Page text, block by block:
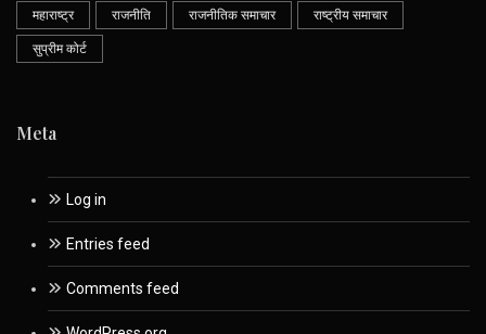
महाराष्ट्र राजनीति राजनीतिक समाचार राष्ट्रीय समाचार
सुप्रीम कोर्ट
Meta
Log in
Entries feed
Comments feed